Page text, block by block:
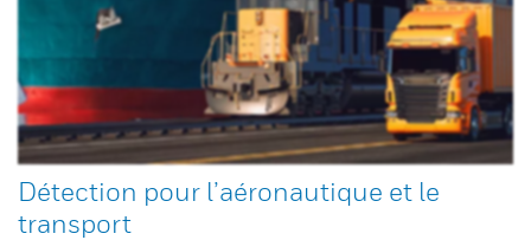
Détection pour l’aéronautique et le
transport